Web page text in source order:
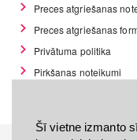
Šī vietne izmanto
Preces atgriešanas
Preces atgriešanas
Privātuma politika
Pirkšanas noteikumi